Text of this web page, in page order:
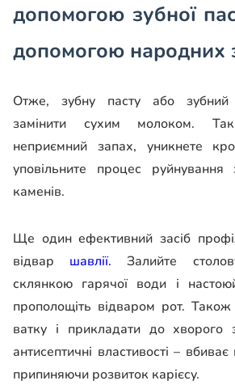
допомогою зубної
допомогою народних
Отже, зубну пасту або
замінити сухим молоком.
неприємний запах, уникнете
уповільните процес руйнування
каменів.
Ще один ефективний засіб
відвар шавлії. Залийте
склянкою гарячої води і
прополощіть відваром рот.
ватку і прикладати до хворого
антисептичні властивості – вбиває
припиняючи розвиток карієсу.